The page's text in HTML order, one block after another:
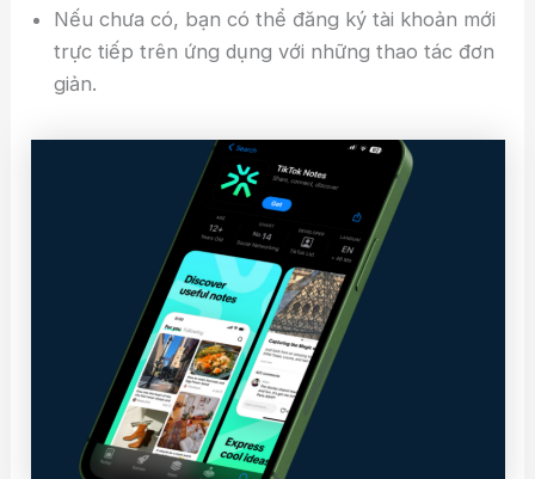
Nếu chưa có, bạn có thể đăng ký tài khoản mới
trực tiếp trên ứng dụng với những thao tác đơn
giản.